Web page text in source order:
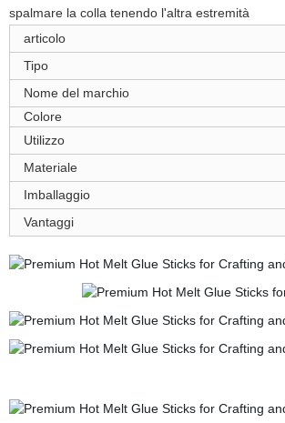
spalmare la colla tenendo l'altra estremità
articolo
Tipo
Nome del marchio
Colore
Utilizzo
Materiale
Imballaggio
Vantaggi